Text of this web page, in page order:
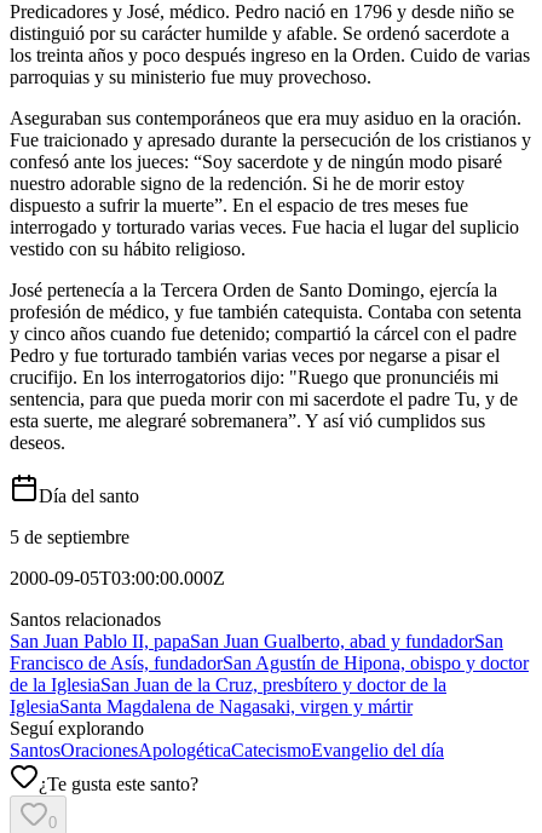
Predicadores y José, médico. Pedro nació en 1796 y desde niño se
distinguió por su carácter humilde y afable. Se ordenó sacerdote a
los treinta años y poco después ingreso en la Orden. Cuido de varias
parroquias y su ministerio fue muy provechoso.
Aseguraban sus contemporáneos que era muy asiduo en la oración.
Fue traicionado y apresado durante la persecución de los cristianos y
confesó ante los jueces: “Soy sacerdote y de ningún modo pisaré
nuestro adorable signo de la redención. Si he de morir estoy
dispuesto a sufrir la muerte”. En el espacio de tres meses fue
interrogado y torturado varias veces. Fue hacia el lugar del suplicio
vestido con su hábito religioso.
José pertenecía a la Tercera Orden de Santo Domingo, ejercía la
profesión de médico, y fue también catequista. Contaba con setenta
y cinco años cuando fue detenido; compartió la cárcel con el padre
Pedro y fue torturado también varias veces por negarse a pisar el
crucifijo. En los interrogatorios dijo: "Ruego que pronunciéis mi
sentencia, para que pueda morir con mi sacerdote el padre Tu, y de
esta suerte, me alegraré sobremanera”. Y así vió cumplidos sus
deseos.
Día del santo
5 de septiembre
2000-09-05T03:00:00.000Z
Santos relacionados
San Juan Pablo II, papaSan Juan Gualberto, abad y fundadorSan
Francisco de Asís, fundadorSan Agustín de Hipona, obispo y doctor
de la IglesiaSan Juan de la Cruz, presbítero y doctor de la
IglesiaSanta Magdalena de Nagasaki, virgen y mártir
Seguí explorando
SantosOracionesApologéticaCatecismoEvangelio del día
¿Te gusta este santo?
0